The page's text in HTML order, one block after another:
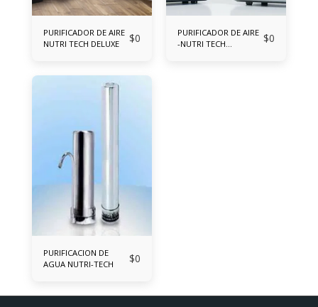
PURIFICADOR DE AIRE
NUTRI TECH DELUXE
$0
PURIFICADOR DE AIRE
-NUTRI TECH
$0
PURIFICACION DE
AGUA NUTRI-TECH
$0